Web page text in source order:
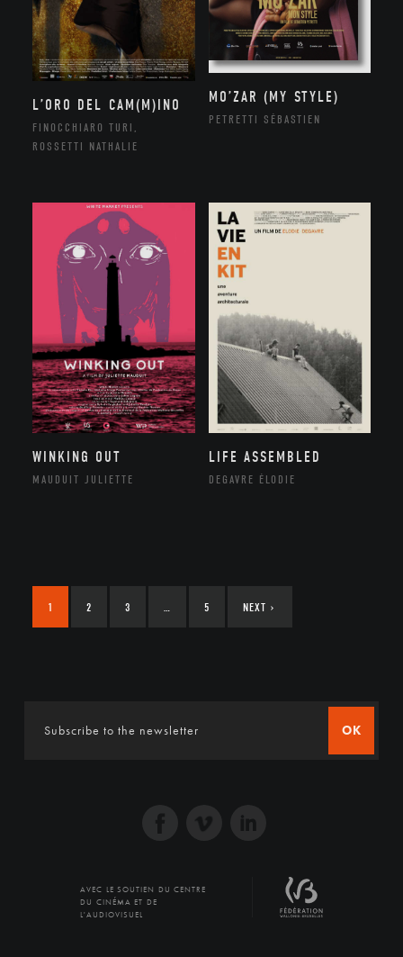
L’ORO DEL CAM(M)INO
FINOCCHIARO TURI,
ROSSETTI NATHALIE
MO’ZAR (MY STYLE)
PETRETTI SÉBASTIEN
WINKING OUT
MAUDUIT JULIETTE
LIFE ASSEMBLED
DEGAVRE ÉLODIE
1 2 3 5 NEXT ›
OK
AVEC LE SOUTIEN DU CENTRE
DU CINÉMA ET DE
L'AUDIOVISUEL